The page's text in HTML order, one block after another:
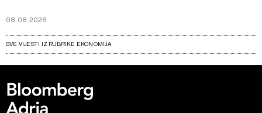
08.08.2026
SVE VIJESTI IZ RUBRIKE EKONOMIJA